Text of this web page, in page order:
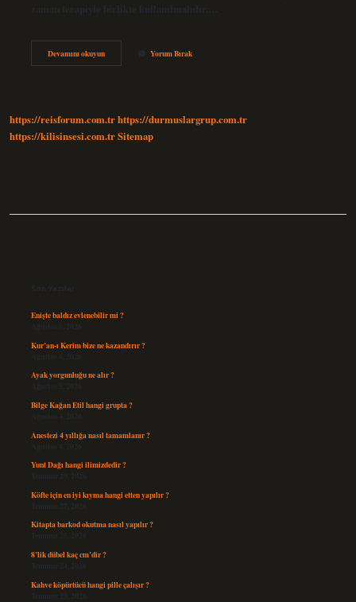
zaman terapiyle birlikte kullanılmalıdır.…
Devamını okuyunDürtü
Kontrolü
Yorum Bırak
https://reisforum.com.trhttps://durmuslargrup.com.tr
https://kilisinsesi.com.trSitemap
Son Yazılar
Enişte baldız evlenebilir mi ?
Ağustos 6, 2026
Kur’an-ı Kerim bize ne kazandırır ?
Ağustos 6, 2026
Ayak yorgunluğu ne alır ?
Ağustos 5, 2026
Bilge Kağan Etil hangi grupta ?
Ağustos 4, 2026
Anestezi 4 yıllığa nasıl tamamlanır ?
Ağustos 4, 2026
Yunt Dağı hangi ilimizdedir ?
Temmuz 29, 2026
Köfte için en iyi kıyma hangi etten yapılır ?
Temmuz 27, 2026
Kitapta barkod okutma nasıl yapılır ?
Temmuz 25, 2026
8’lik dübel kaç cm’dir ?
Temmuz 24, 2026
Kahve köpürtücü hangi pille çalışır ?
Temmuz 23, 2026